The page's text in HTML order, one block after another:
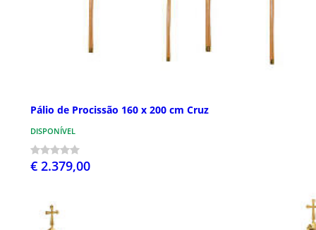
Pálio de Procissão 160 x 200 cm Cruz
DISPONÍVEL
€ 2.379,00